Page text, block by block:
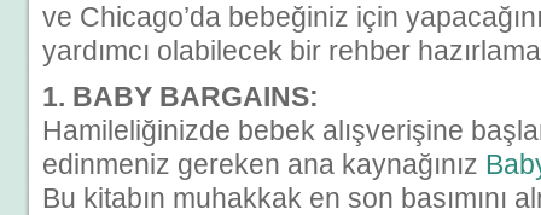
ve Chicago’da bebeğiniz için
yardımcı olabilecek bir rehber
1. BABY BARGAINS:
Hamileliğinizde bebek alışverişine
edinmeniz gereken ana kaynağınız
Bu kitabın muhakkak en son basımını